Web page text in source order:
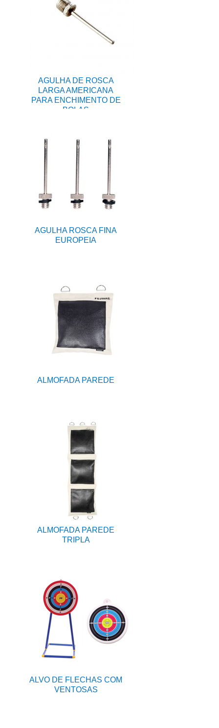
AGULHA DE ROSCA
LARGA AMERICANA
PARA ENCHIMENTO DE
BOLAS
AGULHA ROSCA FINA
EUROPEIA
ALMOFADA PAREDE
ALMOFADA PAREDE
TRIPLA
ALVO DE FLECHAS COM
VENTOSAS